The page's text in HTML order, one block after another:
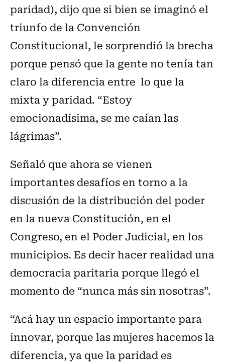
paridad), dijo que si bien se imaginó el
triunfo de la Convención
Constitucional, le sorprendió la brecha
porque pensó que la gente no tenía tan
claro la diferencia entre lo que la
mixta y paridad. “Estoy
emocionadísima, se me caían las
lágrimas”.
Señaló que ahora se vienen
importantes desafíos en torno a la
discusión de la distribución del poder
en la nueva Constitución, en el
Congreso, en el Poder Judicial, en los
municipios. Es decir hacer realidad una
democracia paritaria porque llegó el
momento de “nunca más sin nosotras”.
“Acá hay un espacio importante para
innovar, porque las mujeres hacemos la
diferencia, ya que la paridad es